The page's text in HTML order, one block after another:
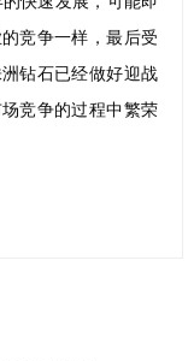
竞争一样，最后受
钻石已经做好迎战
竞争的过程中繁荣